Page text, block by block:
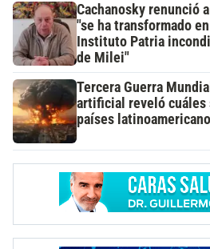
Cachanosky renunció
"se ha transformado
Instituto Patria
de Milei"
Tercera Guerra
artificial reveló cuáles
países